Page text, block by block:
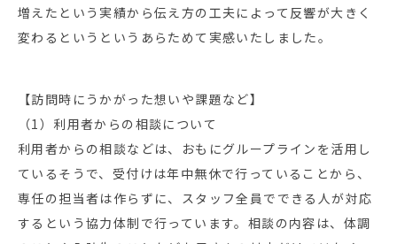
増えたという実績から伝え方の工夫によって反響が大きく
変わるというというあらためて実感いたしました。
【訪問時にうかがった想いや課題など】
（1）利用者からの相談について
利用者からの相談などは、おもにグループラインを活用し
ているそうで、受付けは年中無休で行っていることから、
専任の担当者は作らずに、スタッフ全員でできる人が対応
するという協力体制で行っています。相談の内容は、体調